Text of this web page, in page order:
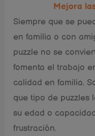
Mejora
Siempre que se
en familia o con
puzzle no se
fomenta el trabajo
calidad en familia.
que tipo de puzzles
su edad o
frustración.